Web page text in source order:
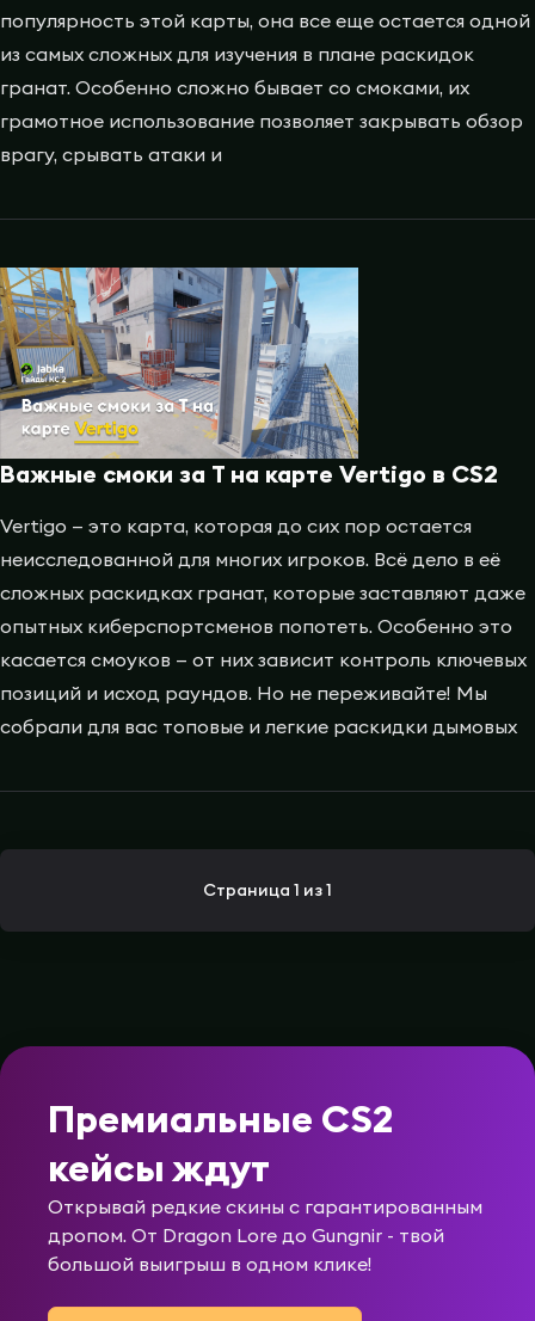
популярность этой карты, она все еще остается одной
из самых сложных для изучения в плане раскидок
гранат. Особенно сложно бывает со смоками, их
грамотное использование позволяет закрывать обзор
врагу, срывать атаки и
Важные смоки за T на карте Vertigo в CS2
Vertigo — это карта, которая до сих пор остается
неисследованной для многих игроков. Всё дело в её
сложных раскидках гранат, которые заставляют даже
опытных киберспортсменов попотеть. Особенно это
касается смоуков — от них зависит контроль ключевых
позиций и исход раундов. Но не переживайте! Мы
собрали для вас топовые и легкие раскидки дымовых
Страница 1 из 1
Премиальные CS2
кейсы ждут
Открывай редкие скины с гарантированным
дропом. От Dragon Lore до Gungnir - твой
большой выигрыш в одном клике!